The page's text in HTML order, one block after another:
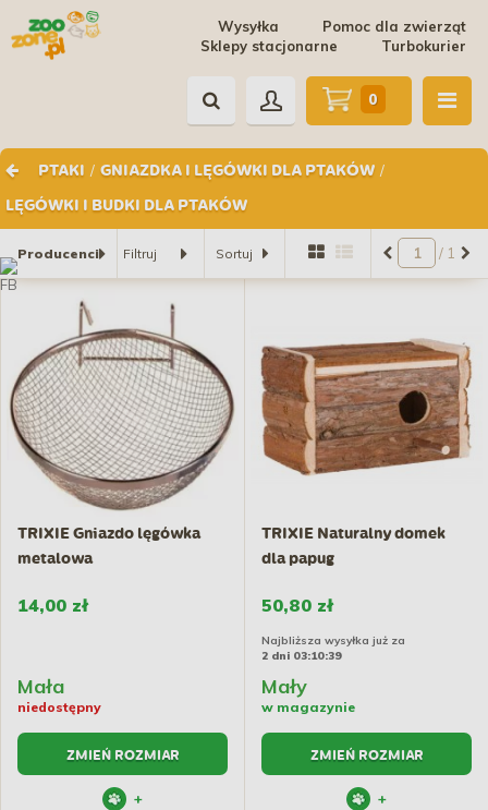
Pomoc dla zwierząt
Wysyłka
Turbokurier
Sklepy stacjonarne
PTAKI / GNIAZDKA I LĘGÓWKI DLA PTAKÓW /
LĘGÓWKI I BUDKI DLA PTAKÓW
0
/ 1
TRIXIE Gniazdo lęgówka
metalowa
14,00 zł
Mała
niedostępny
ZMIEŃ ROZMIAR
+
TRIXIE Naturalny domek
dla papug
50,80 zł
Najbliższa wysyłka już za
2 dni 03:10:38
Mały
w magazynie
ZMIEŃ ROZMIAR
+